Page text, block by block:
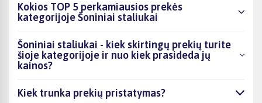
Kokios TOP 5 perkamiausios prekės
kategorijoje Šoniniai staliukai
Šoniniai staliukai - kiek skirtingų prekių turite
šioje kategorijoje ir nuo kiek prasideda jų
kainos?
Kiek trunka prekių pristatymas?